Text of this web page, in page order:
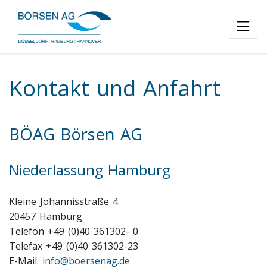
Kontakt und Anfahrt
BÖAG Börsen AG
Niederlassung Hamburg
Kleine Johannisstraße 4
20457 Hamburg
Telefon +49 (0)40 361302- 0
Telefax +49 (0)40 361302-23
E-Mail: info@boersenag.de